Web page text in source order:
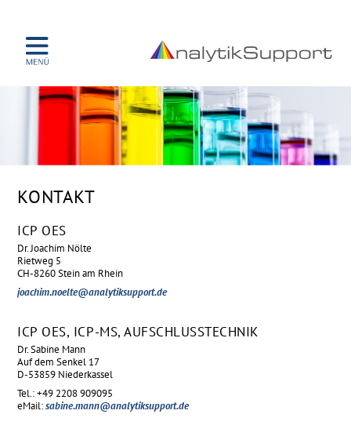
NAVIGATION
ÜBERSPRINGEN
ÜBER UNS
TECHNIKEN
REFERENZEN
KONTAKT
ICP OES
Dr. Joachim Nölte
Rietweg 5
CH-8260 Stein am Rhein
joachim.noelte@analytiksupport.de
ICP OES, ICP-MS, AUFSCHLUSSTECHNIK
Dr. Sabine Mann
Auf dem Senkel 17
D-53859 Niederkassel
Tel.: +49 2208 909095
eMail:sabine.mann@analytiksupport.de